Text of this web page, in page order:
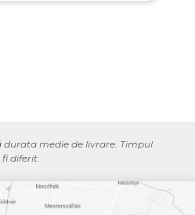
medie de livrare. Timpul
diferit.